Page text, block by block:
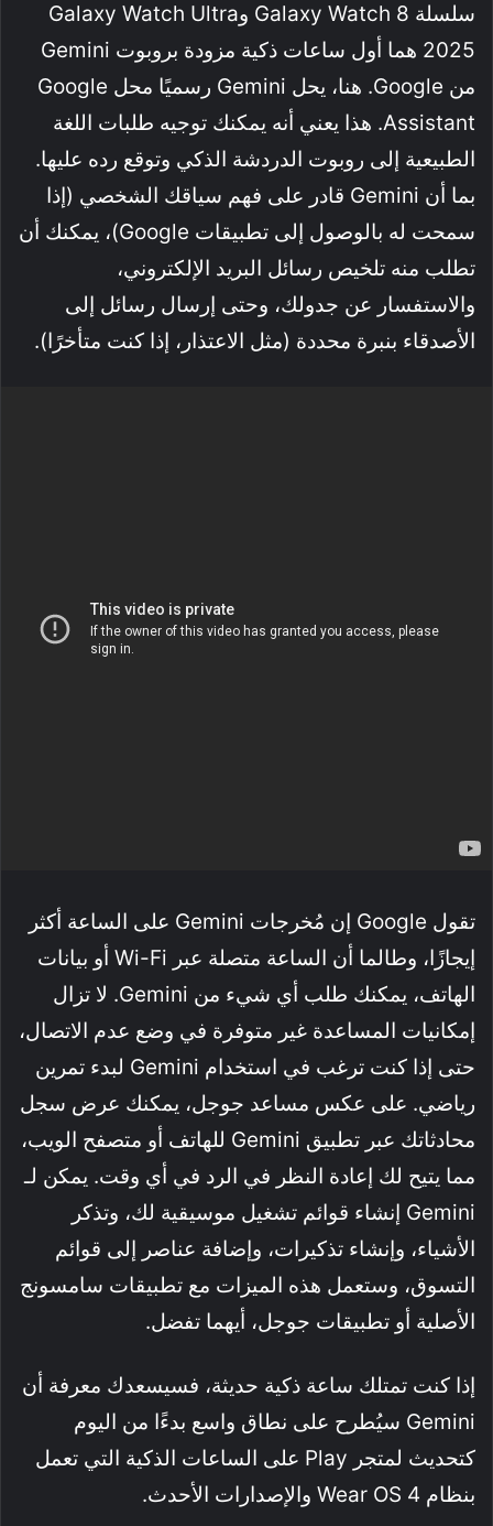
سلسلة Galaxy Watch 8 وGalaxy Watch Ultra
2025 هما أول ساعات ذكية مزودة بروبوت Gemini
من Google. هنا، يحل Gemini رسميًا محل Google
Assistant. هذا يعني أنه يمكنك توجيه طلبات اللغة
الطبيعية إلى روبوت الدردشة الذكي وتوقع رده عليها.
بما أن Gemini قادر على فهم سياقك الشخصي (إذا
سمحت له بالوصول إلى تطبيقات Google)، يمكنك أن
تطلب منه تلخيص رسائل البريد الإلكتروني،
والاستفسار عن جدولك، وحتى إرسال رسائل إلى
الأصدقاء بنبرة محددة (مثل الاعتذار، إذا كنت متأخرًا).
تقول Google إن مُخرجات Gemini على الساعة أكثر
إيجازًا، وطالما أن الساعة متصلة عبر Wi-Fi أو بيانات
الهاتف، يمكنك طلب أي شيء من Gemini. لا تزال
إمكانيات المساعدة غير متوفرة في وضع عدم الاتصال،
حتى إذا كنت ترغب في استخدام Gemini لبدء تمرين
رياضي. على عكس مساعد جوجل، يمكنك عرض سجل
محادثاتك عبر تطبيق Gemini للهاتف أو متصفح الويب،
مما يتيح لك إعادة النظر في الرد في أي وقت. يمكن لـ
Gemini إنشاء قوائم تشغيل موسيقية لك، وتذكر
الأشياء، وإنشاء تذكيرات، وإضافة عناصر إلى قوائم
التسوق، وستعمل هذه الميزات مع تطبيقات سامسونج
الأصلية أو تطبيقات جوجل، أيهما تفضل.
إذا كنت تمتلك ساعة ذكية حديثة، فسيسعدك معرفة أن
Gemini سيُطرح على نطاق واسع بدءًا من اليوم
كتحديث لمتجر Play على الساعات الذكية التي تعمل
بنظام Wear OS 4 والإصدارات الأحدث.